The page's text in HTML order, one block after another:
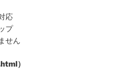
応
クアップ
せん
）